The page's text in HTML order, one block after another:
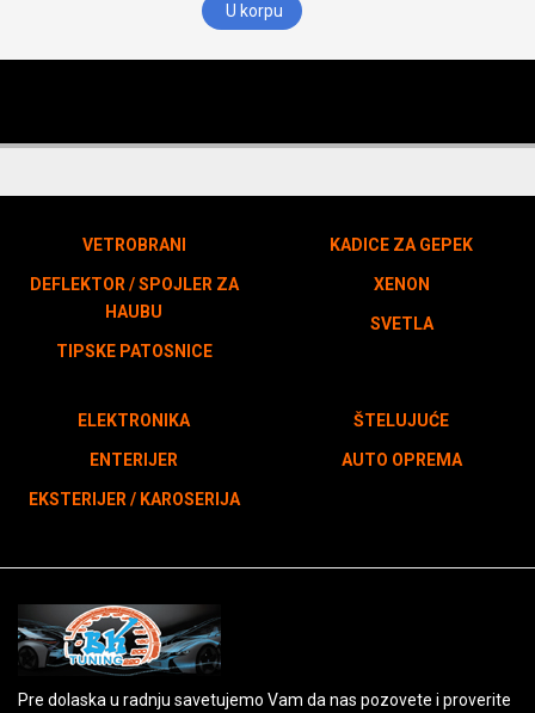
U korpu
VETROBRANI
DEFLEKTOR / SPOJLER ZA
HAUBU
TIPSKE PATOSNICE
KADICE ZA GEPEK
XENON
SVETLA
ELEKTRONIKA
ENTERIJER
EKSTERIJER / KAROSERIJA
ŠTELUJUĆE
AUTO OPREMA
Pre dolaska u radnju savetujemo Vam da nas pozovete i proverite